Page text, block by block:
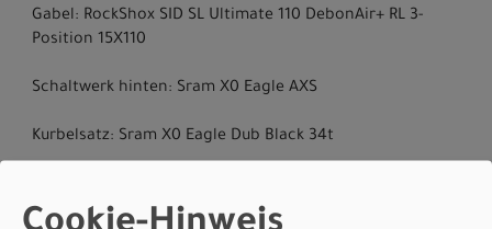
Gabel: RockShox SID SL Ultimate 110 DebonAir+ RL 3-
Position 15X110
Schaltwerk hinten: Sram X0 Eagle AXS
Kurbelsatz: Sram X0 Eagle Dub Black 34t